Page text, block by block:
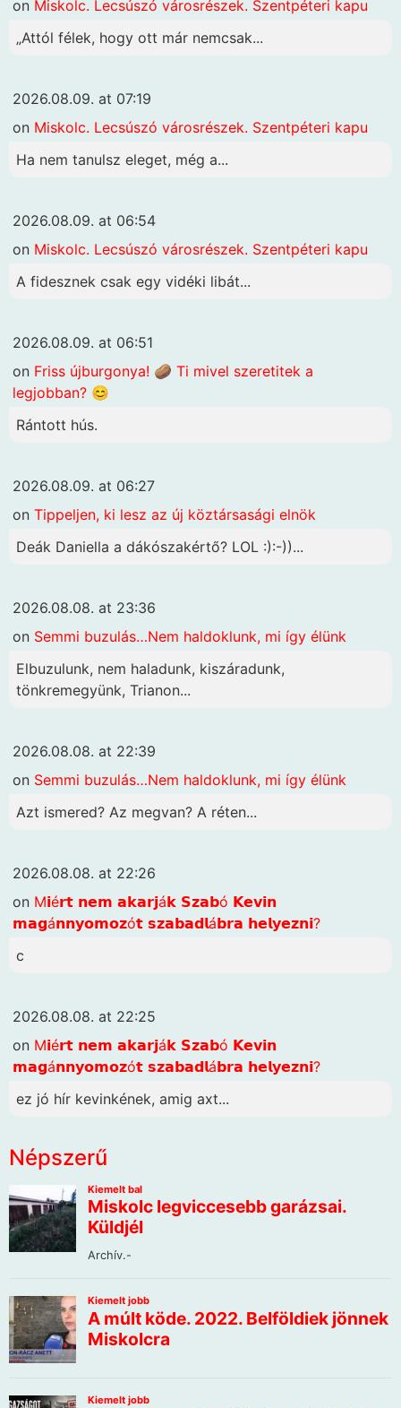
on Miskolc. Lecsúszó városrészek. Szentpéteri kapu
„Attól félek, hogy ott már nemcsak...
2026.08.09. at 07:19
on Miskolc. Lecsúszó városrészek. Szentpéteri kapu
Ha nem tanulsz eleget, még a...
2026.08.09. at 06:54
on Miskolc. Lecsúszó városrészek. Szentpéteri kapu
A fidesznek csak egy vidéki libát...
2026.08.09. at 06:51
on Friss újburgonya! 🥔 Ti mivel szeretitek a
legjobban? 😊
Rántott hús.
2026.08.09. at 06:27
on Tippeljen, ki lesz az új köztársasági elnök
Deák Daniella a dákószakértő? LOL :):-))...
2026.08.08. at 23:36
on Semmi buzulás…Nem haldoklunk, mi így élünk
Elbuzulunk, nem haladunk, kiszáradunk,
tönkremegyünk, Trianon...
2026.08.08. at 22:39
on Semmi buzulás…Nem haldoklunk, mi így élünk
Azt ismered? Az megvan? A réten...
2026.08.08. at 22:26
on M𝗶é𝗿𝘁 𝗻𝗲𝗺 𝗮𝗸𝗮𝗿𝗷á𝗸 𝗦𝘇𝗮𝗯ó 𝗞𝗲𝘃𝗶𝗻
𝗺𝗮𝗴á𝗻𝗻𝘆𝗼𝗺𝗼𝘇ó𝘁 𝘀𝘇𝗮𝗯𝗮𝗱𝗹á𝗯𝗿𝗮 𝗵𝗲𝗹𝘆𝗲𝘇𝗻𝗶?
c
2026.08.08. at 22:25
on M𝗶é𝗿𝘁 𝗻𝗲𝗺 𝗮𝗸𝗮𝗿𝗷á𝗸 𝗦𝘇𝗮𝗯ó 𝗞𝗲𝘃𝗶𝗻
𝗺𝗮𝗴á𝗻𝗻𝘆𝗼𝗺𝗼𝘇ó𝘁 𝘀𝘇𝗮𝗯𝗮𝗱𝗹á𝗯𝗿𝗮 𝗵𝗲𝗹𝘆𝗲𝘇𝗻𝗶?
ez jó hír kevinkének, amig axt...
Népszerű